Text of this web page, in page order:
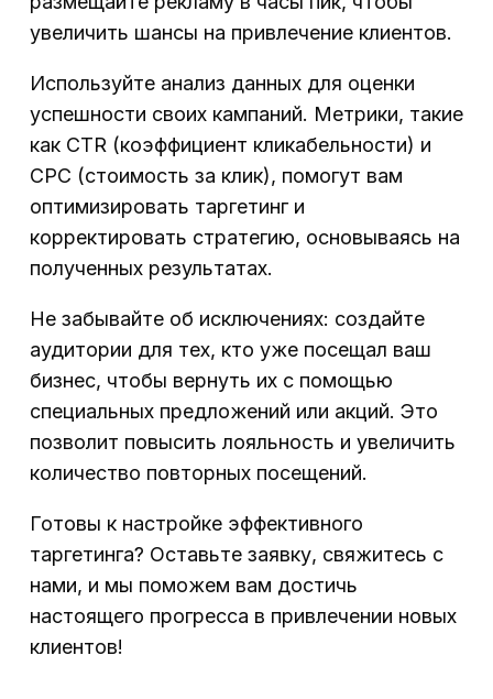
увеличить шансы на привлечение клиентов.
Используйте анализ данных для оценки
успешности своих кампаний. Метрики, такие
как CTR (коэффициент кликабельности) и
CPC (стоимость за клик), помогут вам
оптимизировать таргетинг и
корректировать стратегию, основываясь на
полученных результатах.
Не забывайте об исключениях: создайте
аудитории для тех, кто уже посещал ваш
бизнес, чтобы вернуть их с помощью
специальных предложений или акций. Это
позволит повысить лояльность и увеличить
количество повторных посещений.
Готовы к настройке эффективного
таргетинга? Оставьте заявку, свяжитесь с
нами, и мы поможем вам достичь
настоящего прогресса в привлечении новых
клиентов!